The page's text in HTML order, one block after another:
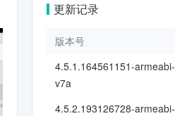
人体
助信
己谷
更新记录
版本号
4.5.1.164561151-armeabi-
v7a
4.5.2.193126728-armeabi-